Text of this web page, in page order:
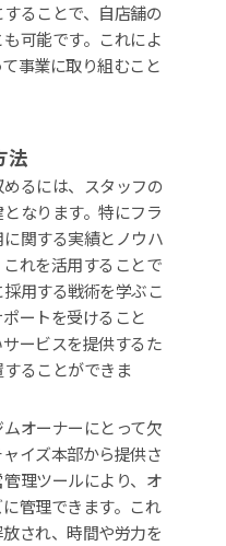
ることで、自店舗の
可能です。これによ
事業に取り組むこと
法
るには、スタッフの
なります。特にフラ
関する実績とノウハ
れを活用することで
用する戦術を学ぶこ
ートを受けること
ービスを提供するた
ることができま
オーナーにとって欠
イズ本部から提供さ
理ツールにより、オ
管理できます。これ
され、時間や労力を